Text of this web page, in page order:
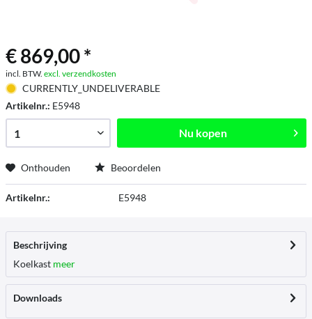
€ 869,00 *
incl. BTW. excl. verzendkosten
CURRENTLY_UNDELIVERABLE
Artikelnr.: E5948
Nu kopen
Onthouden Beoordelen
Artikelnr.: E5948
Beschrijving
Koelkast meer
Downloads